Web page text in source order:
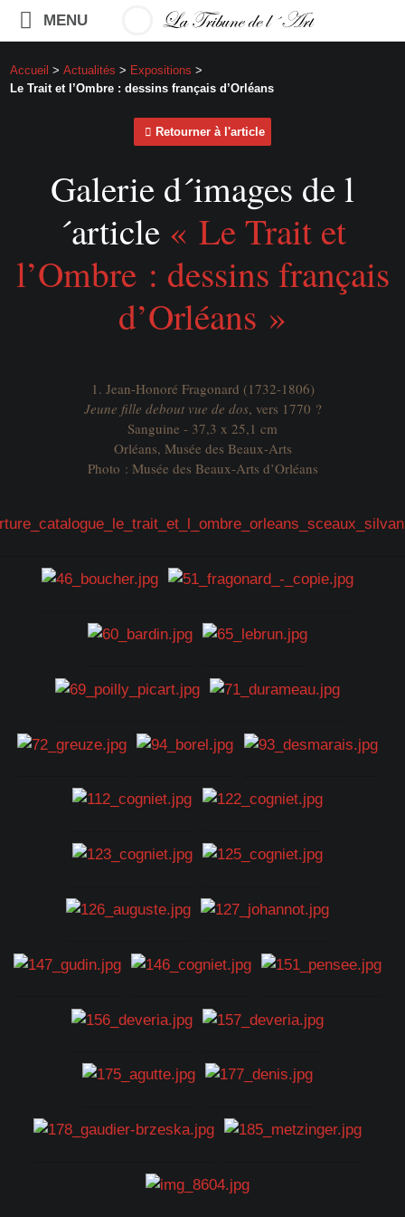
MENU
Accueil > Actualités > Expositions >
Le Trait et l’Ombre : dessins français d’Orléans
Retourner à l'article
Galerie d´images de l
´article « Le Trait et
l’Ombre : dessins français
d’Orléans »
1. Jean-Honoré Fragonard (1732-1806)
Jeune fille debout vue de dos, vers 1770 ?
Sanguine - 37,3 x 25,1 cm
Orléans, Musée des Beaux-Arts
Photo : Musée des Beaux-Arts d’Orléans